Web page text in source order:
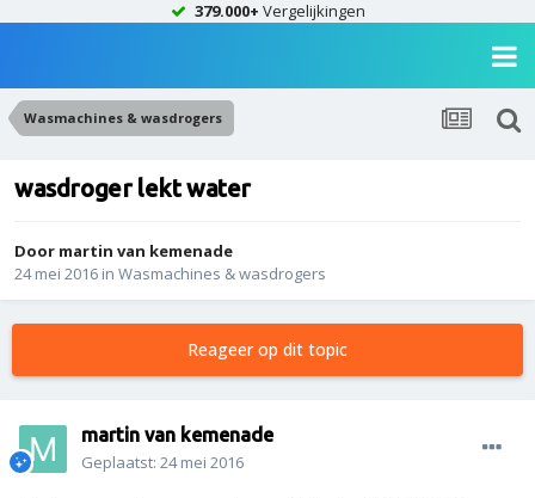
379.000+ Vergelijkingen
Wasmachines & wasdrogers
wasdroger lekt water
Door martin van kemenade
24 mei 2016 in Wasmachines & wasdrogers
Reageer op dit topic
martin van kemenade
Geplaatst: 24 mei 2016